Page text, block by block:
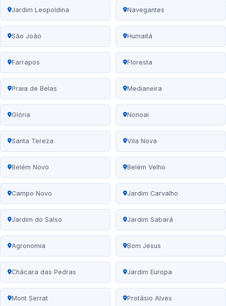
Jardim Leopoldina Navegantes
São João Humaitá
Farrapos Floresta
Praia de Belas Medianeira
Glória Nonoai
Santa Tereza Vila Nova
Belém Novo Belém Velho
Campo Novo Jardim Carvalho
Jardim do Salso Jardim Sabará
Agronomia Bom Jesus
Chácara das Pedras Jardim Europa
Mont Serrat Protásio Alves